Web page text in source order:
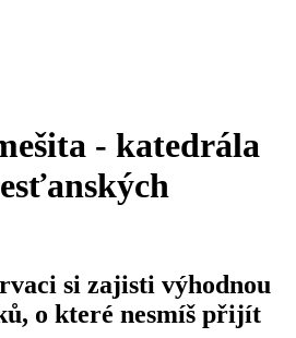
- katedrála
si zajisti výhodnou
o které nesmíš přijít